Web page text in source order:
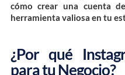
cómo crear una cuenta
herramienta valiosa en tu
¿Por qué
para tu Negocio?